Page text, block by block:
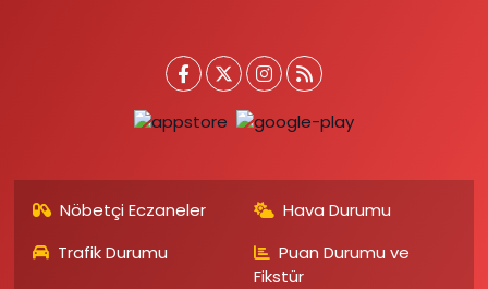
Nöbetçi Eczaneler
Hava Durumu
Trafik Durumu
Puan Durumu ve
Fikstür